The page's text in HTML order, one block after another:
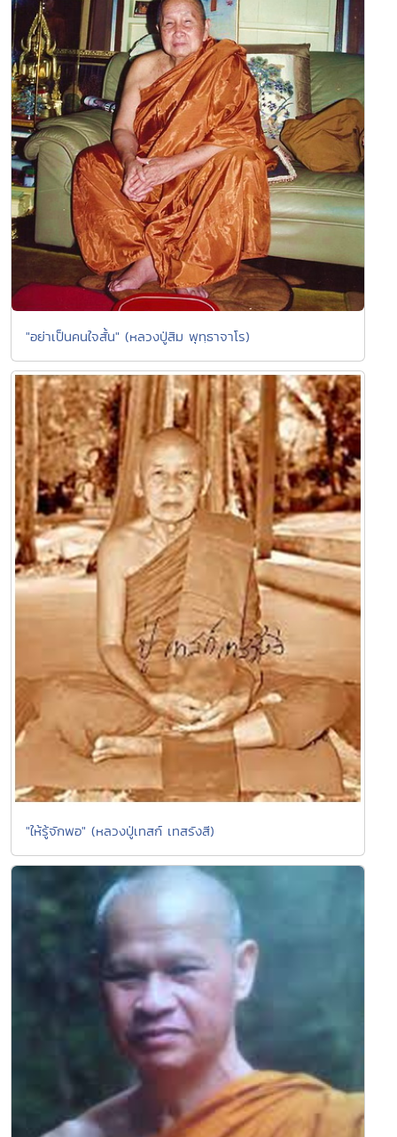
"อย่าเป็นคนใจสั้น" (หลวงปู่สิม พุทฺธาจาโร)
"ให้รู้จักพอ" (หลวงปู่เทสก์ เทสรังสี)